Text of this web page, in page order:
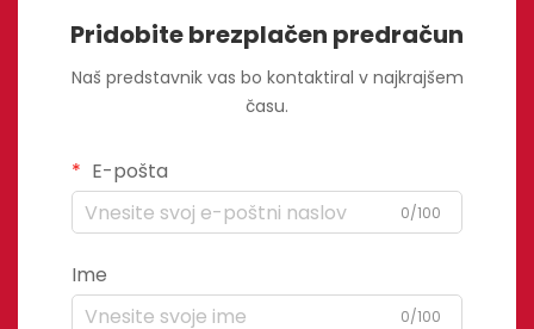
Pridobite brezplačen predračun
Naš predstavnik vas bo kontaktiral v najkrajšem
času.
E-pošta
0/100
Ime
0/100